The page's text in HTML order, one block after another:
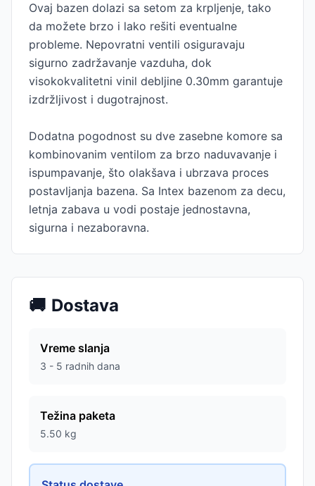
Ovaj bazen dolazi sa setom za krpljenje, tako
da možete brzo i lako rešiti eventualne
probleme. Nepovratni ventili osiguravaju
sigurno zadržavanje vazduha, dok
visokokvalitetni vinil debljine 0.30mm garantuje
izdržljivost i dugotrajnost.
Dodatna pogodnost su dve zasebne komore sa
kombinovanim ventilom za brzo naduvavanje i
ispumpavanje, što olakšava i ubrzava proces
postavljanja bazena. Sa Intex bazenom za decu,
letnja zabava u vodi postaje jednostavna,
sigurna i nezaboravna.
🚚 Dostava
Vreme slanja
3 - 5 radnih dana
Težina paketa
5.50 kg